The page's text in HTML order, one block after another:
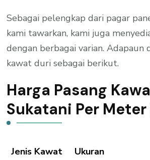
Sebagai pelengkap dari pagar
kami tawarkan, kami juga
dengan berbagai varian. Adapaun
kawat duri sebagai berikut.
Harga Pasang
Sukatani Per
Jenis Kawat
Ukuran